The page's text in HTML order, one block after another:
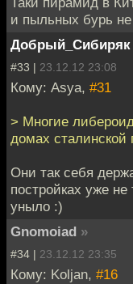
и пыльных бурь
Добрый_Сибиряк
#33 | 23.12.12 23:08
Кому: Asya, #31
> Многие
домах сталинской
Они так себя
постройках уже
уныло :)
Gnomoiad »
#34 | 23.12.12 23:35
Кому: Koljan, #16